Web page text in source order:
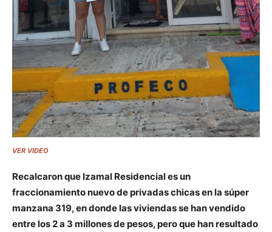
VER VIDEO
Recalcaron que Izamal Residencial es un
fraccionamiento nuevo de privadas chicas en la súper
manzana 319, en donde las viviendas se han vendido
entre los 2 a 3 millones de pesos, pero que han resultado